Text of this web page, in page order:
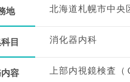
地 北海道札幌市中央
目 消化器内科
容 上部内視鏡検査（